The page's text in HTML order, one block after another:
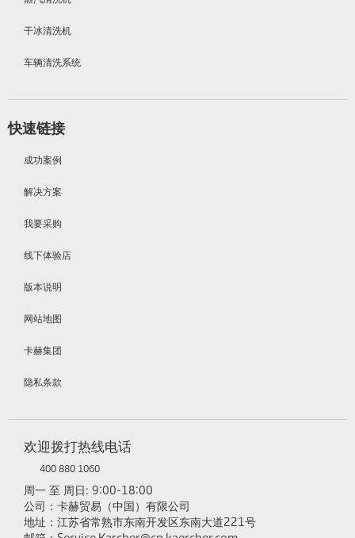
干冰清洗机
车辆清洗系统
快速链接
成功案例
解决方案
我要采购
线下体验店
版本说明
网站地图
卡赫集团
隐私条款
欢迎拨打热线电话
400 880 1060
周一 至 周日: 9:00-18:00
公司：卡赫贸易（中国）有限公司
地址：江苏省常熟市东南开发区东南大道221号